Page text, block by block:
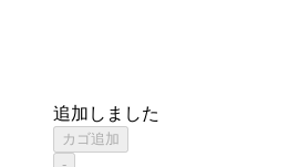
追加しました
カゴ追加